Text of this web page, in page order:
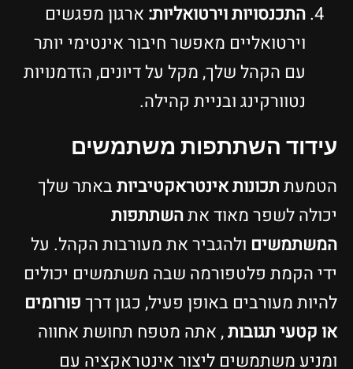
התכנסויות וירטואליות: ארגון מפגשים
וירטואליים מאפשר חיבור אינטימי יותר
עם הקהל שלך, מקל על דיונים, הזדמנויות
נטוורקינג ובניית קהילה.
עידוד השתתפות משתמשים
הטמעתתכונות אינטראקטיביותבאתר שלך
יכולה לשפר מאוד אתהשתתפות
המשתמשים ולהגביר את מעורבות הקהל. על
ידי הקמת פלטפורמה שבה משתמשים יכולים
להיות מעורבים באופן פעיל, כגון דרךפורומים
או קטעי תגובות, אתה מטפח תחושת אחווה
ומניע משתמשים ליצור אינטראקציה עם